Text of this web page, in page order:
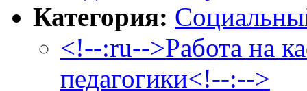
Категория:
<!--:ru-->Работа на
педагогики<!--:-->